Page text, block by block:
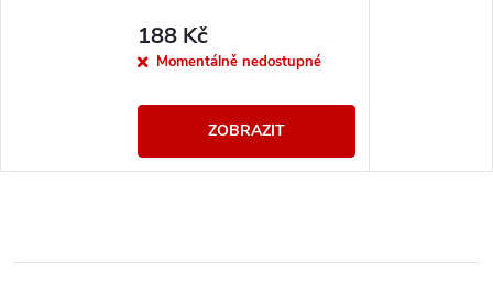
188 Kč
Momentálně nedostupné
ZOBRAZIT